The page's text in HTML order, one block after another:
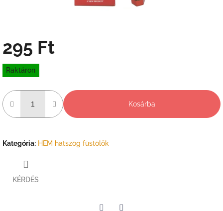
295 Ft
Egységár:
Raktáron
Kosárba
Kategória: HEM hatszög füstölők
KÉRDÉS